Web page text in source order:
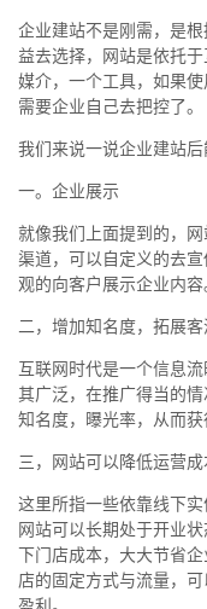
企业建站不是刚需，是
益去选择，网站是依托
媒介，一个工具，如果
需要企业自己去把控了。
我们来说一说企业建站后
一。企业展示
就像我们上面提到的，
渠道，可以自定义的去
观的向客户展示企业内容
二，增加知名度，拓展客
互联网时代是一个信息
其广泛，在推广得当的
知名度，曝光率，从而获
三，网站可以降低运营
这里所指一些依靠线下实
网站可以长期处于开业
下门店成本，大大节省
店的固定方式与流量，